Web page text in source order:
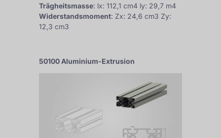
Trägheitsmasse: lx: 112,1 cm4 ly: 29,7 m4
Widerstandsmoment: Zx: 24,6 cm3 Zy:
12,3 cm3
50100 Aluminium-Extrusion